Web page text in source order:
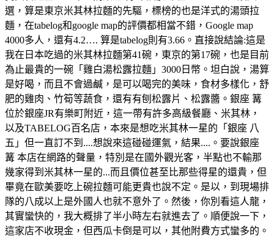
選，算是東京米其林拉麵的先驅，標榜的也是洋式的湯頭拉
麵，在tabelog和google map的評價都相當不錯，Google map
4000多人，還有4.2…. 算是tabelog則有3.66。直接說結論:這是
我在日本吃過的米其林拉麵第41碗，東京的第17碗，也是目前
為止最貴的一碗「雞白湯松露拉麵」3000日幣。坦白說，湯算
是好喝，而且不會過鹹，是可以喝完的美味，食材多樣化，舒
肥的雞肉、竹筍等蔬食，還有有刨松露片、松露醬。銀座 篝
位於銀座JR有樂町附近，這一帶有許多高級餐廳、米其林，
以及TABELOG百名店，本來是想吃米其林一星的「銀座 八
五」但一直訂不到....想說來這碰碰運氣，結果....。要說銀座
篝 本店在網路的聲量，特別是在國外觀光客，半點也不輸那
幾家得到米其林一星的...而且價位甚至比那些得星的還貴，但
畢竟在歐美要吃上碗拉麵可能更貴也說不定。是以，到現場排
隊的八成以上是外國人也就不意外了。然後，你別看這人龍，
其實蠻快的，我大概排了半小時左右就進去了。順便說一下，
這家店不收現金，但西瓜卡倒是可以，其他附費方式蠻多的。